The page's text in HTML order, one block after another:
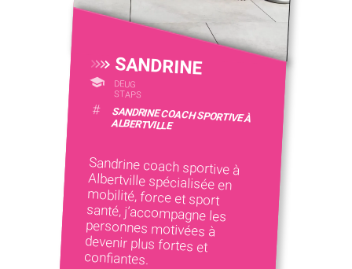
SANDRINE
DEUG
STAPS
# SANDRINE COACH SPORTIVE À
ALBERTVILLE
Sandrine coach sportive à
Albertville spécialisée en
mobilité, force et sport
santé, j’accompagne les
personnes motivées à
devenir plus fortes et
confiantes.